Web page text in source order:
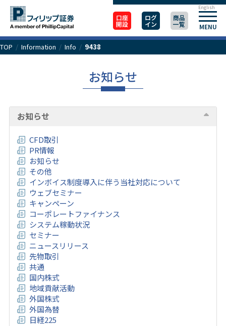
口座
開設
ログ
イン
商品
一覧 MENU
English
TOP / Information / Info / 9438
お知らせ
お知らせ
CFD取引
PR情報
お知らせ
その他
インボイス制度導入に伴う当社対応について
ウェブセミナー
キャンペーン
コーポレートファイナンス
システム稼動状況
セミナー
ニュースリリース
先物取引
共通
国内株式
地域貢献活動
外国株式
外国為替
日経225